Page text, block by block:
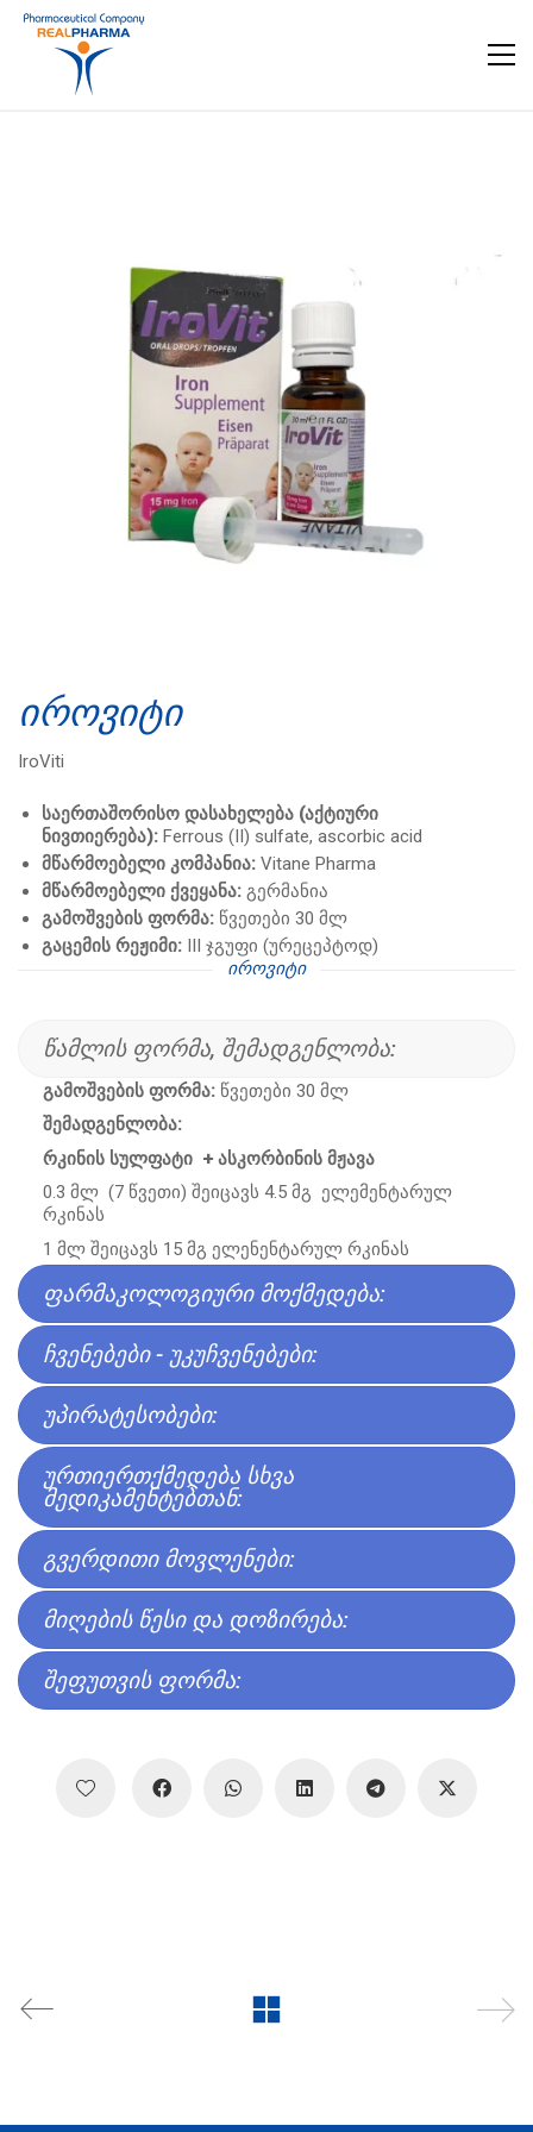
ᲘᲠᲝᲕᲘᲢᲘ
IroViti
საერთაშორისო დასახელება (აქტიური
ნივთიერება): Ferrous (II) sulfate, ascorbic acid
მწარმოებელი კომპანია: Vitane Pharma
მწარმოებელი ქვეყანა: გერმანია
გამოშვების ფორმა: წვეთები 30 მლ
გაცემის რეჟიმი: III ჯგუფი (ურეცეპტოდ)
ᲘᲠᲝᲕᲘᲢᲘ
ᲬᲐᲛᲚᲘᲡ ᲤᲝᲠᲛᲐ, ᲨᲔᲛᲐᲓᲒᲔᲜᲚᲝᲑᲐ:
გამოშვების ფორმა: წვეთები 30 მლ
შემადგენლობა:
რკინის სულფატი + ასკორბინის მჟავა
0.3 მლ (7 წვეთი) შეიცავს 4.5 მგ ელემენტარულ
რკინას
1 მლ შეიცავს 15 მგ ელენენტარულ რკინას
ᲤᲐᲠᲛᲐᲙᲝᲚᲝᲒᲘᲣᲠᲘ ᲛᲝᲥᲛᲔᲓᲔᲑᲐ:
ᲩᲕᲔᲜᲔᲑᲔᲑᲘ - ᲣᲙᲣᲩᲕᲔᲜᲔᲑᲔᲑᲘ:
ᲣᲞᲘᲠᲐᲢᲔᲡᲝᲑᲔᲑᲘ:
ᲣᲠᲗᲘᲔᲠᲗᲥᲛᲔᲓᲔᲑᲐ ᲡᲮᲕᲐ
ᲛᲔᲓᲘᲙᲐᲛᲔᲜᲢᲔᲑᲗᲐᲜ:
ᲒᲕᲔᲠᲓᲘᲗᲘ ᲛᲝᲕᲚᲔᲜᲔᲑᲘ:
ᲛᲘᲦᲔᲑᲘᲡ ᲬᲔᲡᲘ ᲓᲐ ᲓᲝᲖᲘᲠᲔᲑᲐ:
ᲨᲔᲤᲣᲗᲕᲘᲡ ᲤᲝᲠᲛᲐ: